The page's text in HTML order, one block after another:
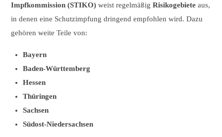
Impfkommission (STIKO) weist regelmäßigRisikogebiete aus,
in denen eine Schutzimpfung dringend empfohlen wird. Dazu
gehören weite Teile von:
Bayern
Baden-Württemberg
Hessen
Thüringen
Sachsen
Südost-Niedersachsen